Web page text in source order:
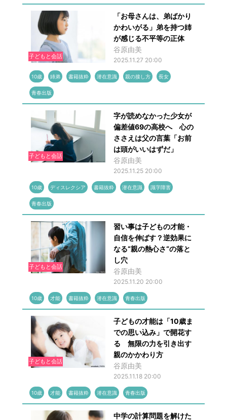
子どもと会話
「お母さんは、弟ばかり
かわいがる」弟を持つ姉
が感じる不平等の正体
谷原由美
2025.11.27 20:00
10歳 姉弟 書籍抜粋 潜在意識 親の接し方 長女
青春出版
子どもと会話
字が読めなかった少女が
偏差値69の高校へ 心の
ささえは父の言葉「お前
は頭がいいはずだ」
谷原由美
2025.11.25 20:00
10歳 ディスレクシア 書籍抜粋 潜在意識 識字障害
青春出版
子どもと会話
習い事は子どもの才能・
自信を伸ばす？逆効果に
なる“親の熱心さ“の落と
し穴
谷原由美
2025.11.20 20:00
10歳 才能 書籍抜粋 潜在意識 青春出版
子どもと会話
子どもの才能は「10歳ま
での思い込み」で開花す
る 無限の力を引き出す
親のかかわり方
谷原由美
2025.11.18 20:00
10歳 才能 書籍抜粋 潜在意識 青春出版
中学の計算問題を解けた